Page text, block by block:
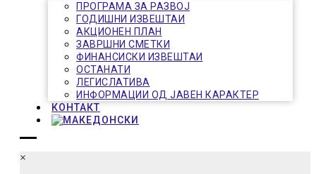
ПРОГРАМА ЗА РАЗВОЈ
ГОДИШНИ ИЗВЕШТАИ
АКЦИОНЕН ПЛАН
ЗАВРШНИ СМЕТКИ
ФИНАНСИСКИ ИЗВЕШТАИ
ОСТАНАТИ
ЛЕГИСЛАТИВА
ИНФОРМАЦИИ ОД ЈАВЕН КАРАКТЕР
КОНТАКТ
×